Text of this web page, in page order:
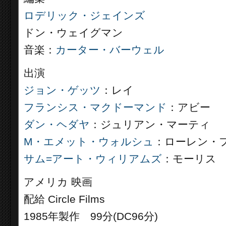
ロデリック・ジェインズ
ドン・ウェイグマン
音楽： カーター・バーウェル
出演
ジョン・ゲッツ ：レイ
フランシス・マクドーマンド ：アビー
ダン・ヘダヤ ：ジュリアン・マーティ
M・エメット・ウォルシュ ：ローレン・
サム=アート・ウィリアムズ ：モーリス
アメリカ 映画
配給 Circle Films
1985年製作 99分(DC96分)